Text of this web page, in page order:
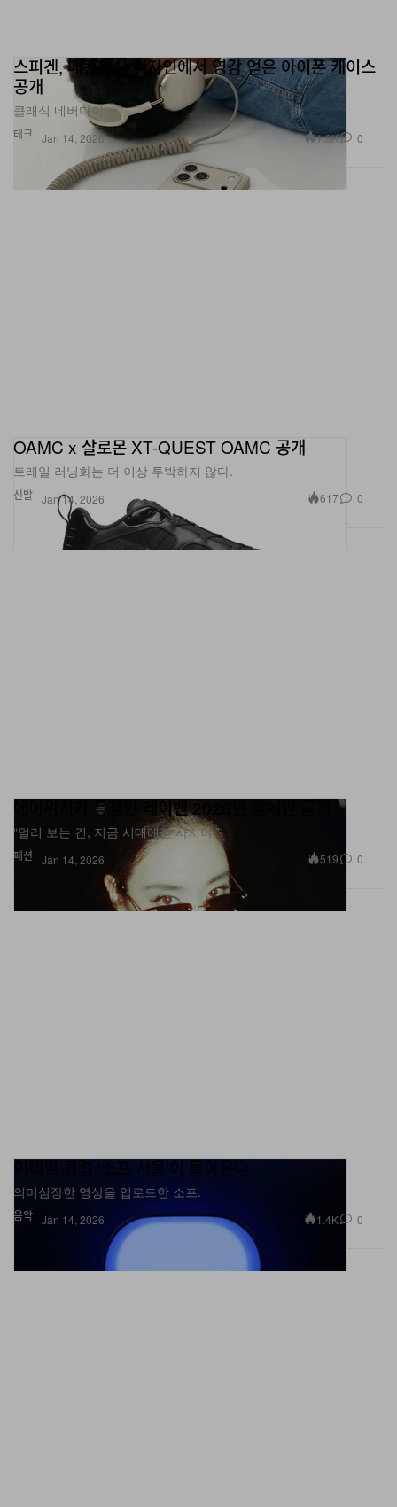
테크
스피겐, 매킨토시 디자인에서 영감 얻은 아이폰 케이스
공개
클래식 네버다이.
Jan 14, 2026 1.8K 0
신발
OAMC x 살로몬 XT-QUEST OAMC 공개
트레일 러닝화는 더 이상 투박하지 않다.
Jan 14, 2026 617 0
패션
에이위치가 등장한 레이밴 2026년 캠페인 공개
“멀리 보는 건, 지금 시대에겐 사치야.”
Jan 14, 2026 519 0
음악
이태원 클럽 ‘소프 서울’이 돌아온다
의미심장한 영상을 업로드한 소프.
Jan 14, 2026 1.4K 0